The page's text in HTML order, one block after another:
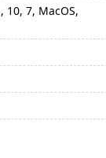
10, 7, MacOS,